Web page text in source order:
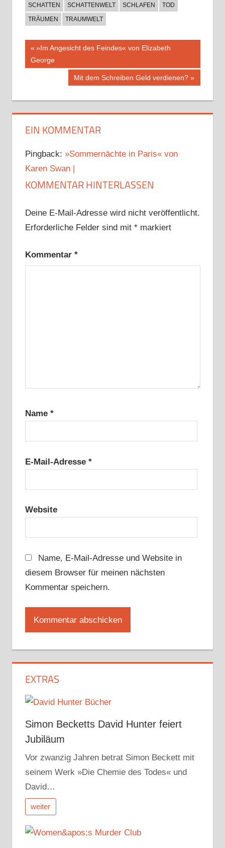
SCHATTEN SCHATTENWELT SCHLAFEN
TOD
TRÄUMEN
TRAUMWELT
Beitragsnavigation
Vorheriger
Beitrag:
»Im Angesicht des Feindes« von Elizabeth
George
Nächster
Mit dem Schreiben Geld verdienen?
EIN KOMMENTAR
Pingback: »Sommernächte in Paris« von
Karen Swan |
KOMMENTAR HINTERLASSEN
Deine E-Mail-Adresse wird nicht veröffentlicht.
Erforderliche Felder sind mit *markiert
Kommentar *
Name *
E-Mail-Adresse *
Website
Name, E-Mail-Adresse und Website in
diesem Browser für meinen nächsten
Kommentar speichern.
EXTRAS
Simon Becketts David Hunter feiert
Jubiläum
Vor zwanzig Jahren betrat Simon Beckett mit
seinem Werk »Die Chemie des Todes« und
David…
weiter